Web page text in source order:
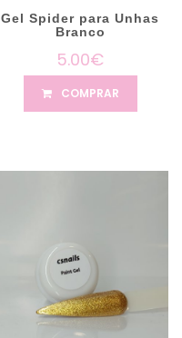
Gel Spider para Unhas
Branco
5.00€
COMPRAR